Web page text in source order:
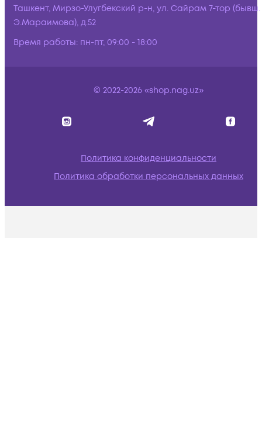
Ташкент, Мирзо-Улугбекский р-н, ул. Сайрам 7-тор (бывш.
Э.Мараимова), д.52
Время работы: пн-пт, 09:00 - 18:00
© 2022-2026 «shop.nag.uz»
Политика конфиденциальности
Политика обработки персональных данных